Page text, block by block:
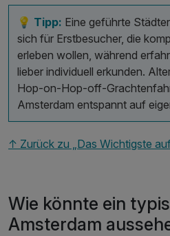
💡 Tipp: Eine geführte
sich für Erstbesucher, die
erleben wollen, während
lieber individuell erkunden.
Hop-on-Hop-off-
Amsterdam entspannt auf
↑ Zurück zu „Das Wichtigste
Wie könnte ein
Amsterdam